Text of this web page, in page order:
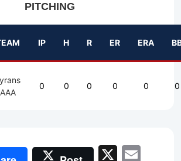
PITCHING
IP H R ER ERA
AAA
0 0 0 0 0 0
X